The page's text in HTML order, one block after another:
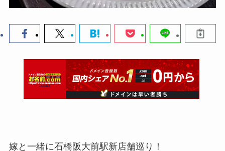
嫁と一緒に石橋阪大前駅新店舗巡り！